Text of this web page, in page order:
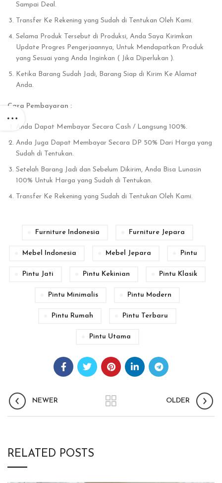
Sampai Deal.
Transfer Ke Rekening yang Sudah di Tentukan Oleh Kami.
Selama Produk Tersebut di Produksi, Anda Saya Kirimkan
Update Progres Pengerjaannya, Untuk Mendapatkan Produk
yang Sesuai yang Anda Inginkan ( Jika Diperlukan ).
Ketika Barang Sudah Jadi, Barang Siap di Kirim Ke Alamat
Anda.
Cara Pembayaran :
Anda Dapat Membayar Secara Cash / Langsung 100%.
Anda Juga Dapat Membayar Secara DP 50% Dari Harga yang
Sudah di Tentukan.
Setelah Barang Jadi dan Sebelum Dikirim, Anda Bisa Lunasin
100% Untuk Harga yang Sudah di Tentukan.
Transfer Ke Rekening yang Sudah di Tentukan Oleh Kami.
Furniture Indonesia Furniture Jepara
Mebel Indonesia Mebel Jepara Pintu
Pintu Jati Pintu Kekinian Pintu Klasik
Pintu Minimalis Pintu Modern
Pintu Rumah Pintu Terbaru
Pintu Utama
NEWER OLDER
RELATED POSTS